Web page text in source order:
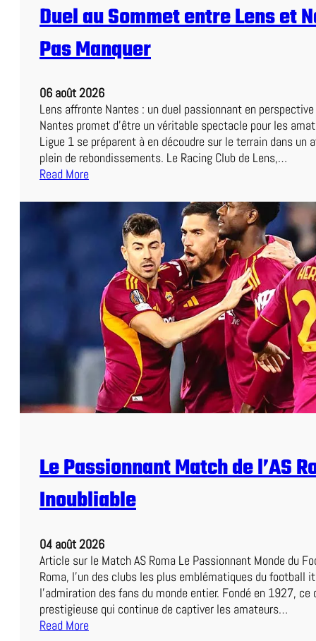
Duel au Sommet entre Lens et
Pas Manquer
06 août 2026
Lens affronte Nantes : un duel passionnant en
Nantes promet d’être un véritable spectacle pour les
Ligue 1 se préparent à en découdre sur le terrain dans un
plein de rebondissements. Le Racing Club de Lens,…
Read More
D
m
n
e
L
n
e
t
N
a
n
t
Le Passionnant Match de l’AS
Inoubliable
04 août 2026
Article sur le Match AS Roma Le Passionnant Monde du
Roma, l’un des clubs les plus emblématiques du
l’admiration des fans du monde entier. Fondé en 1927,
prestigieuse qui continue de captiver les amateurs…
Read More